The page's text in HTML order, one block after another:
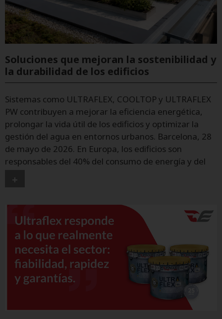
Soluciones que mejoran la sostenibilidad y
la durabilidad de los edificios
Sistemas como ULTRAFLEX, COOLTOP y ULTRAFLEX
PW contribuyen a mejorar la eficiencia energética,
prolongar la vida útil de los edificios y optimizar la
gestión del agua en entornos urbanos. Barcelona, 28
de mayo de 2026. En Europa, los edificios son
responsables del 40% del consumo de energía y del
+